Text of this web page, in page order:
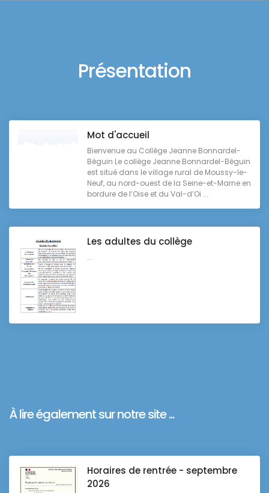
Présentation
Mot d'accueil
Bienvenue au Collège Jeanne Bonnardel-
Béguin Le collège Jeanne Bonnardel-Béguin
est situé dans le village rural de Moussy-le-
Neuf, au nord-ouest de la Seine-et-Marne en
bordure de l’Oise et du Val-d’Oi ...
Les adultes du collège
...
À lire également sur notre site ...
Horaires de rentrée - septembre
2026